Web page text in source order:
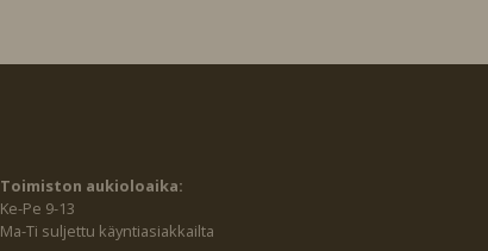
Toimiston aukioloaika:
Ke-Pe 9-13
Ma-Ti suljettu käyntiasiakkailta